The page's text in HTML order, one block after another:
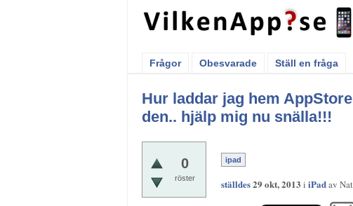
Frågor Obesvarade Ställ en fråga
Hur laddar jag hem
den.. hjälp mig nu snälla!!!
0
röster
ipad
ställdes29 okt, 2013 i iPadav